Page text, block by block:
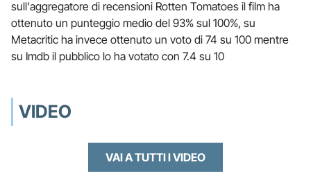
sull'aggregatore di recensioni Rotten Tomatoes il film ha
ottenuto un punteggio medio del 93% sul 100%, su
Metacritic ha invece ottenuto un voto di 74 su 100 mentre
su Imdb il pubblico lo ha votato con 7.4 su 10
VIDEO
VAI A TUTTI I VIDEO